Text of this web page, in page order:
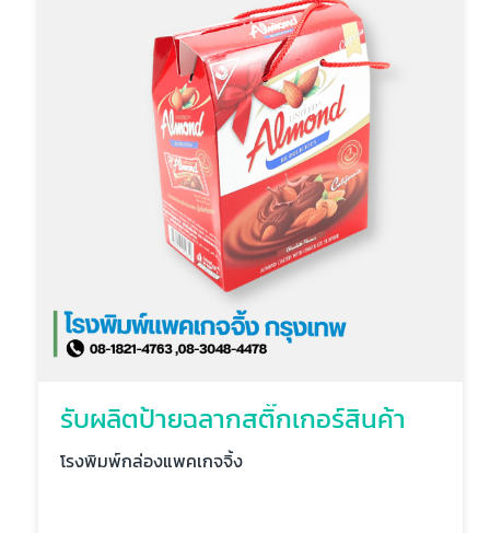
รับผลิตป้ายฉลากสติ๊กเกอร์สินค้า
โรงพิมพ์กล่องแพคเกจจิ้ง